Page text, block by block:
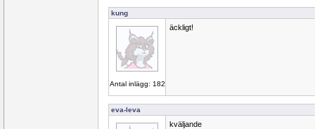
kung
Antal inlägg: 182
äckligt!
eva-leva
kväljande